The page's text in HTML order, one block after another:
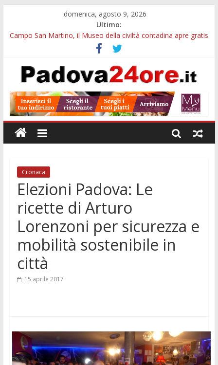
domenica, agosto 9, 2026
Ultimo:
Campo San Martino, il Museo della civiltà contadina apre gratis
Notturni al Museo di Geografia di Padova: visita tra globi,
atlanti e carte antiche
Campus estivo nei Musei Civici di Padova: arte e monumenti
Galleria Cavour, cento opere di Diana Migliorato tra colore,
poesia e musica a Padova
Cinema Arena Romana, stasera la commedia di Antonio
Albanese sotto le stelle a Padova
Cronaca
Elezioni Padova: Le
ricette di Arturo
Lorenzoni per sicurezza e
mobilità sostenibile in
città
15 aprile 2017